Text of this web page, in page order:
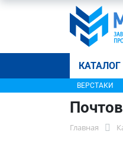
КАТАЛОГ
ВЕРСТАКИ
Главная